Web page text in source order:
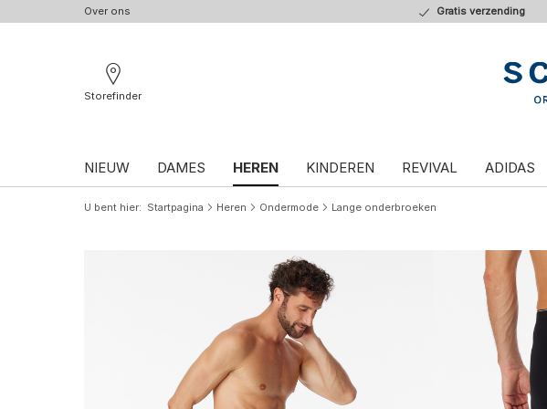
Over ons Gratis verzending
Storefinder
NIEUW DAMES HEREN KINDEREN REVIVAL ADIDAS
U bent hier Startpagina Heren Ondermode Lange onderbroeken